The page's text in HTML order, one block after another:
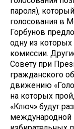
пароля),
голосования в
Горбунов
одну из которых
комиссии.
Совету при
гражданского
движению
на которых
«Ключ» будут